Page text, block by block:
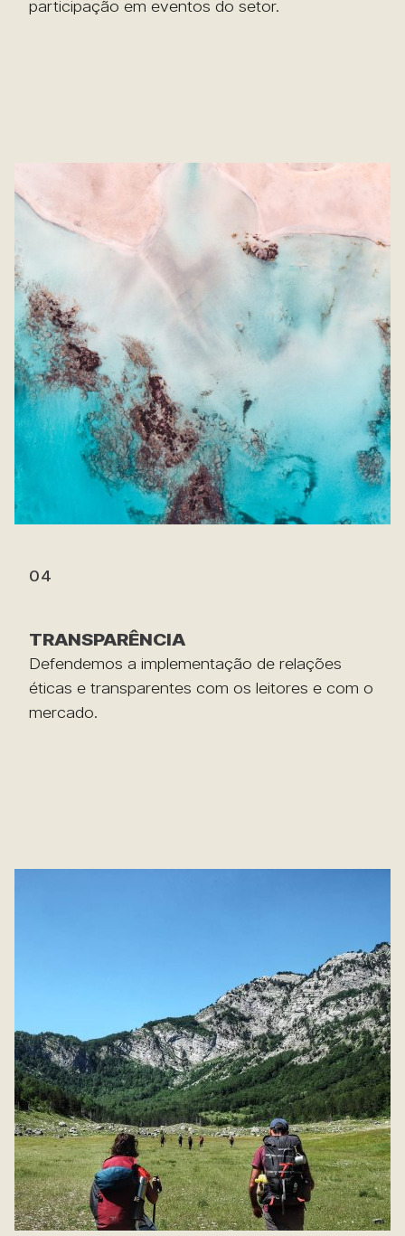
participação em eventos do setor.
04
TRANSPARÊNCIA
Defendemos a implementação de relações
éticas e transparentes com os leitores e com o
mercado.